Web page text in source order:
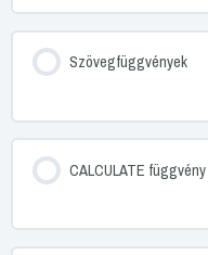
Szövegfüggvények
CALCULATE függvény